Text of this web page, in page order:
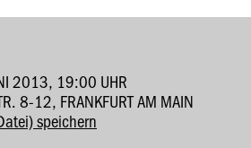
2013, 19:00 UHR
8-12, FRANKFURT AM MAIN
speichern